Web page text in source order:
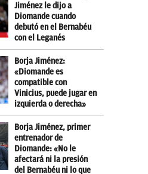
Jiménez le dijo a
Diomande cuando
debutó en el Bernabéu
con el Leganés
Borja Jiménez:
«Diomande es
compatible con
Vinicius, puede jugar en
izquierda o derecha»
Borja Jiménez, primer
entrenador de
Diomande: «No le
afectará ni la presión
del Bernabéu ni lo que